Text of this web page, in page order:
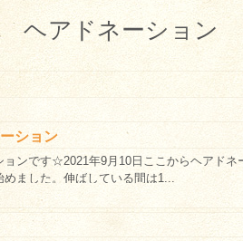
ヘアドネーション
ション
ョンです☆2021年9月10日ここからヘアドネ
めました。伸ばしている間は1...